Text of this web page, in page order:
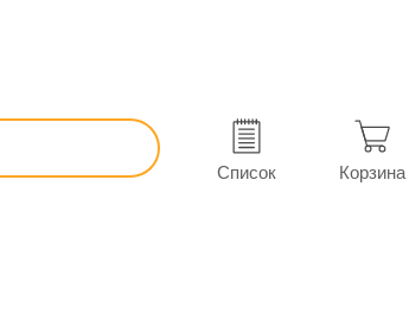
Список Корзина
Мовиксикам ОДТ табл. дисперг. 15 мг №20 (10х2)